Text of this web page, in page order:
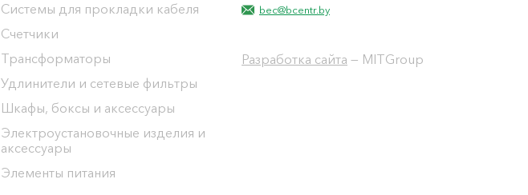
Системы для прокладки кабеля
Счетчики
Трансформаторы
Удлинители и сетевые фильтры
Шкафы, боксы и аксессуары
Электроустановочные изделия и
аксессуары
Элементы питания
bec@bcentr.by
Разработка сайта — MITGroup